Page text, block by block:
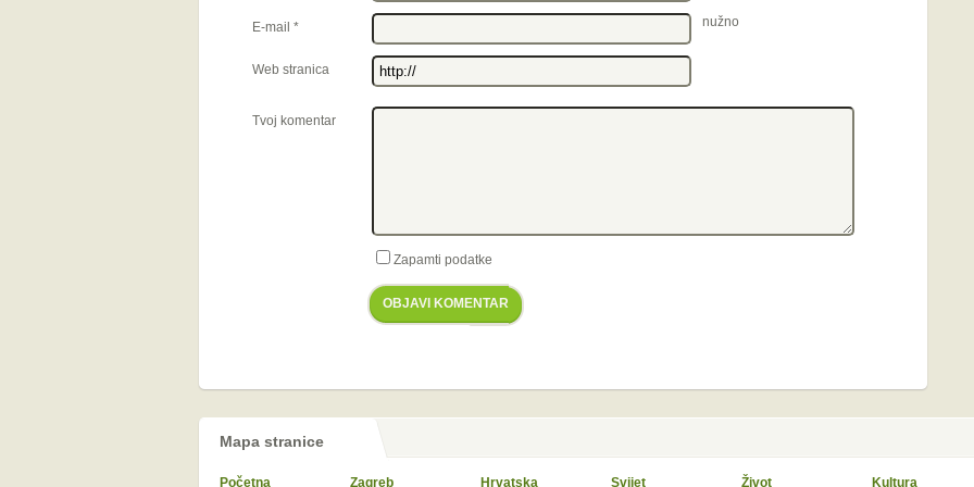
E-mail * nužno
Web stranica
Tvoj komentar
Zapamti podatke
OBJAVI KOMENTAR
Mapa stranice
Početna Zagreb Hrvatska Svijet Život Kultura